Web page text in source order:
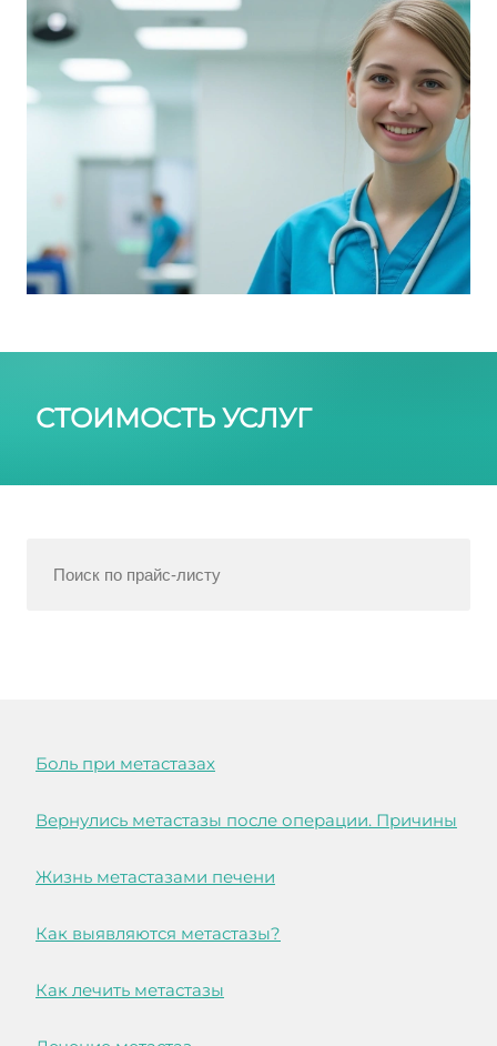
СТОИМОСТЬ УСЛУГ
Боль при метастазах
Вернулись метастазы после операции. Причины
Жизнь метастазами печени
Как выявляются метастазы?
Как лечить метастазы